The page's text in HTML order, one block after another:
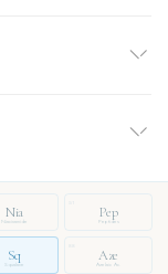
Nia
Niacinamide
Pep
Peptides
Sq
Squalane
Aze
Azelaic Ac.